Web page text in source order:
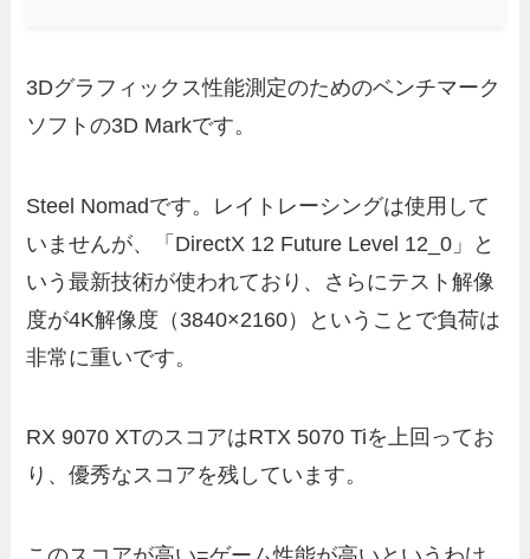
3Dグラフィックス性能測定のためのベンチマーク
ソフトの3D Markです。
Steel Nomadです。レイトレーシングは使用して
いませんが、「DirectX 12 Future Level 12_0」と
いう最新技術が使われており、さらにテスト解像
度が4K解像度（3840×2160）ということで負荷は
非常に重いです。
RX 9070 XTのスコアはRTX 5070 Tiを上回ってお
り、優秀なスコアを残しています。